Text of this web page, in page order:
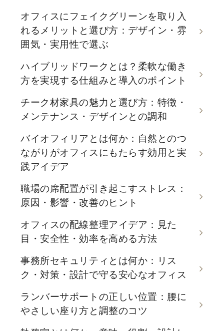
オフィスにフェイクグリーンを取り入
れるメリットと選び方：デザイン・雰
囲気・実用性で選ぶ
ハイブリッドワークとは？柔軟な働き
方を実現する仕組みと導入のポイント
チーク材家具の魅力と選び方：特徴・
メンテナンス・デザインとの調和
バイオフィリアとは何か：自然とのつ
ながりがオフィスにもたらす効用と実
践アイデア
職場の席配置が引き起こすストレス：
原因・影響・改善のヒント
オフィスの配線整理アイデア：見た
目・安全性・効率を高める方法
事務所セキュリティとは何か：リス
ク・対策・設計で守る安心なオフィス
ランバーサポートの正しい位置：腰に
やさしい座り方と調整のコツ